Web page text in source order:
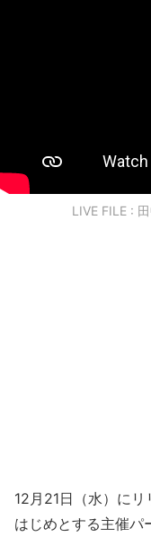
LIVE FILE :
12月21日（水）に
はじめとする主催パ